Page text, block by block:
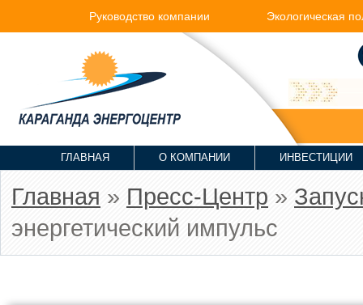
Руководство компании Экологическая
ГЛАВНАЯ О КОМПАНИИ ИНВЕСТИЦИИ
Главная » Пресс-Центр »
энергетический импульс